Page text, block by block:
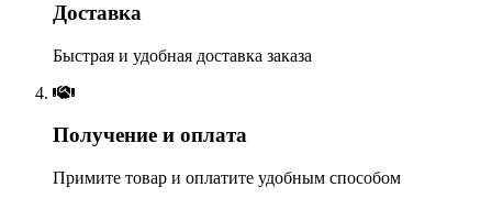
Доставка
Быстрая и удобная доставка заказа
Получение и оплата
Примите товар и оплатите удобным способом